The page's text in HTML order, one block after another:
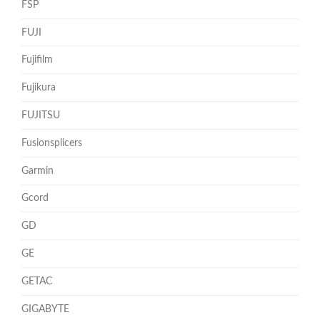
FSP
FUJI
Fujifilm
Fujikura
FUJITSU
Fusionsplicers
Garmin
Gcord
GD
GE
GETAC
GIGABYTE